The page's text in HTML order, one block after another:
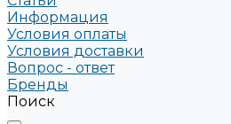
Информация
Условия оплаты
Условия доставки
Вопрос - ответ
Бренды
Поиск